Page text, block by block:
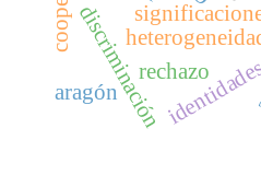
rechazo
discriminación
aragón